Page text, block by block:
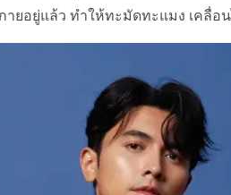
ายอยู่แล้ว ทำให้ทะมัดทะแมง เคลื่อ